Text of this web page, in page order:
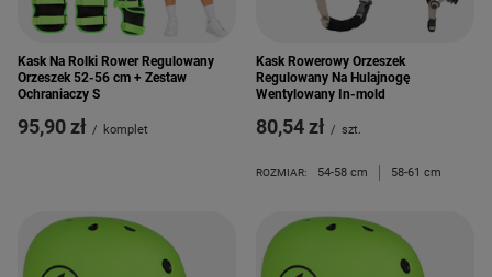
Kask Na Rolki Rower Regulowany
Orzeszek 52-56 cm + Zestaw
Ochraniaczy S
95,90 zł / komplet
Kask Rowerowy Orzeszek
Regulowany Na Hulajnogę
Wentylowany In-mold
80,54 zł / szt.
ROZMIAR: 54-58 cm 58-61 cm